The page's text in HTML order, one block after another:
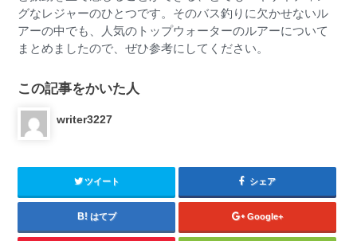
グなレジャーのひとつです。そのバス釣りに欠かせないル
アーの中でも、人気のトップウォーターのルアーについて
まとめましたので、ぜひ参考にしてください。
この記事をかいた人
writer3227
ツイート シェア
はてブ Google+